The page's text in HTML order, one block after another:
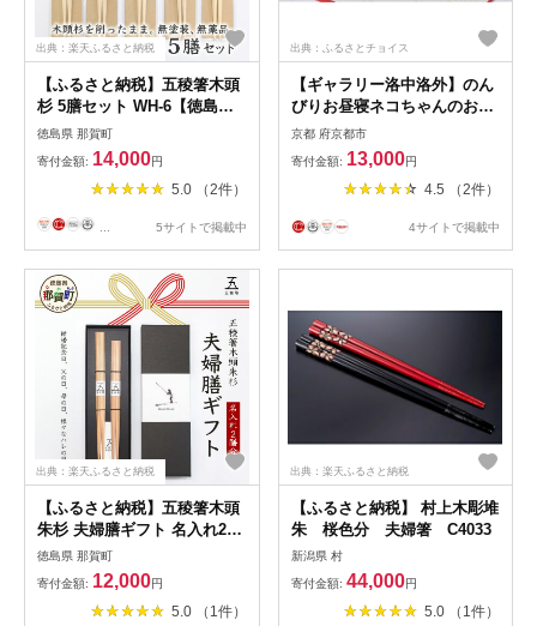
出典：楽天ふるさと納税
【ふるさと納税】五稜箸木頭
杉 5膳セット WH-6【徳島県
那賀町 日本製 5膳 ギフト 贈
答品 記念品 五稜箸 五角形 木
頭朱杉 無塗装 国産 手造り ギ
フト 記念日 プレゼント 内祝
い 引出物】
徳島県 那賀町
寄付金額: 14,000円
5.0 （2件）
5サイトで掲載中
出典：ふるさとチョイス
【ギャラリー洛中洛外】のん
びりお昼寝ネコちゃんのお箸
置き ひだまり猫箸置
京都 府京都市
寄付金額: 13,000円
4.5 （2件）
4サイトで掲載中
出典：楽天ふるさと納税
【ふるさと納税】五稜箸木頭
朱杉 夫婦膳ギフト 名入れ2膳
分 WH-12【徳島県 那賀町 日
本製 夫婦箸 2膳 ギフト 贈答
品 記念品 五稜箸 五角形 木頭
朱杉 無塗装 手造り ギフト箱
徳島県 那賀町
寄付金額: 12,000円
5.0 （1件）
出典：楽天ふるさと納税
【ふるさと納税】 村上木彫堆
朱 桜色分 夫婦箸 C4033
新潟県 村
寄付金額: 44,000円
5.0 （1件）